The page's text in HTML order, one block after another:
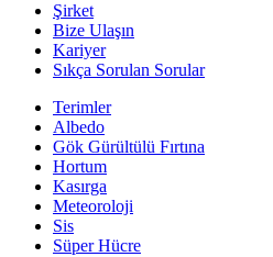
Şirket
Bize Ulaşın
Kariyer
Sıkça Sorulan Sorular
Terimler
Albedo
Gök Gürültülü Fırtına
Hortum
Kasırga
Meteoroloji
Sis
Süper Hücre